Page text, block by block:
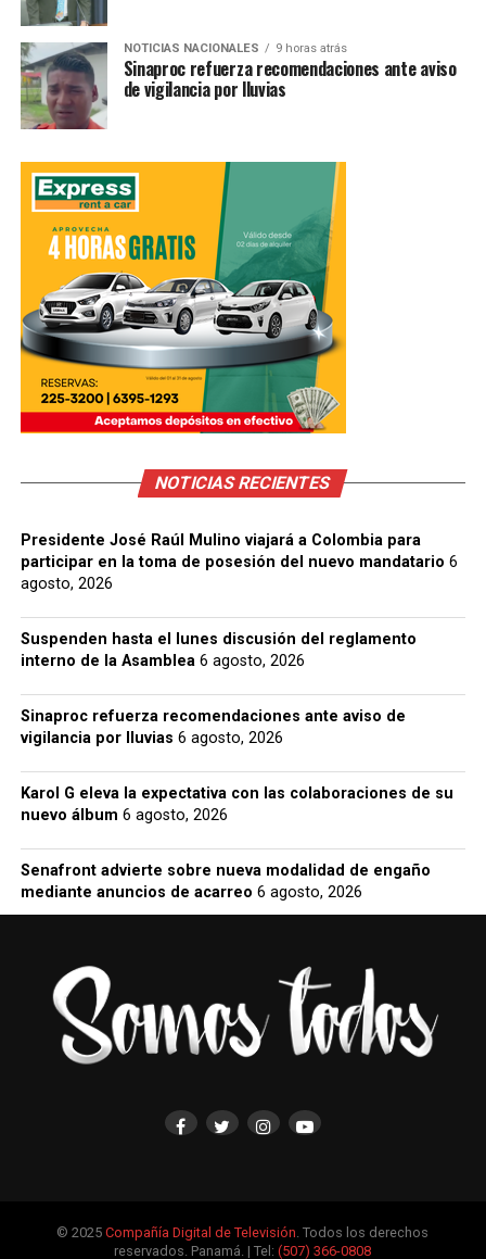
NOTICIAS NACIONALES 9 horas atrás
Sinaproc refuerza recomendaciones ante aviso
de vigilancia por lluvias
NOTICIAS RECIENTES
Presidente José Raúl Mulino viajará a Colombia para
participar en la toma de posesión del nuevo mandatario 6
agosto, 2026
Suspenden hasta el lunes discusión del reglamento
interno de la Asamblea 6 agosto, 2026
Sinaproc refuerza recomendaciones ante aviso de
vigilancia por lluvias 6 agosto, 2026
Karol G eleva la expectativa con las colaboraciones de su
nuevo álbum 6 agosto, 2026
Senafront advierte sobre nueva modalidad de engaño
mediante anuncios de acarreo 6 agosto, 2026
© 2025Compañía Digital de Televisión. Todos los derechos
reservados. Panamá. | Tel:(507) 366-0808